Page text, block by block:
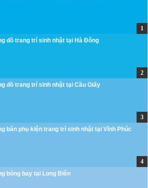
đồ trang trí sinh nhật tại Hà Đông
đồ trang trí sinh nhật tại Cầu Giấy
bán phụ kiện trang trí sinh nhật tại Vĩnh Phúc
bóng bay tại Long Biên